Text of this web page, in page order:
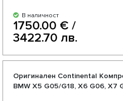
В наличност
1750.00 € /
3422.70 лв.
Оригинален Continental
BMW X5 G05/G18, X6 G06, X7